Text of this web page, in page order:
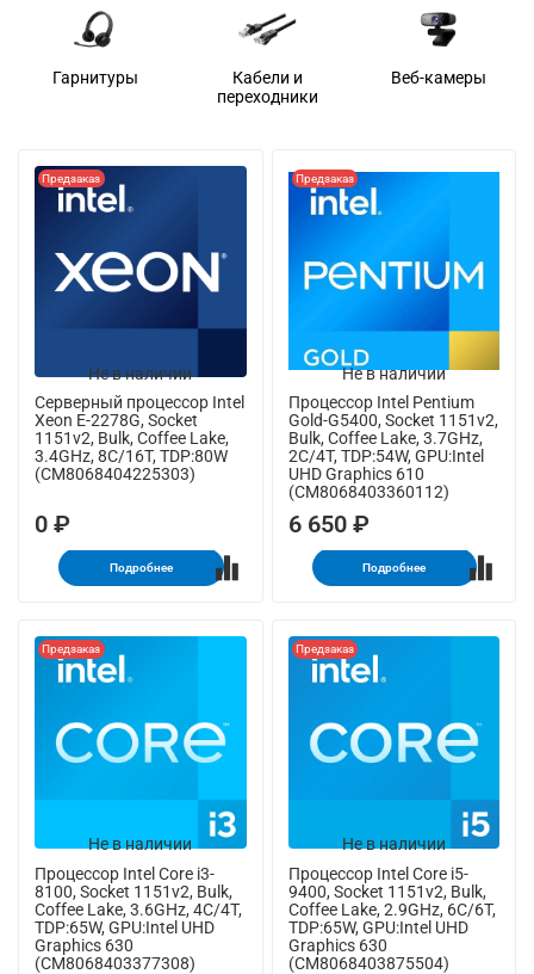
Гарнитуры
Кабели и
переходники
Веб-камеры
Не в наличии
Предзаказ
Серверный процессор Intel
Xeon E-2278G, Socket
1151v2, Bulk, Coffee Lake,
3.4GHz, 8C/16T, TDP:80W
(CM8068404225303)
0 ₽
Подробнее
Не в наличии
Предзаказ
Процессор Intel Pentium
Gold-G5400, Socket 1151v2,
Bulk, Coffee Lake, 3.7GHz,
2C/4T, TDP:54W, GPU:Intel
UHD Graphics 610
(CM8068403360112)
6 650 ₽
Подробнее
Не в наличии
Предзаказ
Процессор Intel Core i3-
8100, Socket 1151v2, Bulk,
Coffee Lake, 3.6GHz, 4C/4T,
TDP:65W, GPU:Intel UHD
Graphics 630
(CM8068403377308)
Не в наличии
Предзаказ
Процессор Intel Core i5-
9400, Socket 1151v2, Bulk,
Coffee Lake, 2.9GHz, 6C/6T,
TDP:65W, GPU:Intel UHD
Graphics 630
(CM8068403875504)